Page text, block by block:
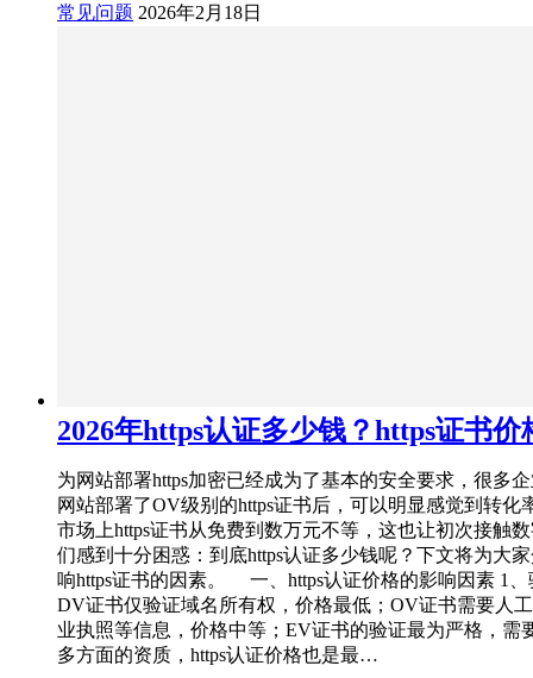
常见问题 2026年2月18日
2026年https认证多少钱？https证书价
为网站部署https加密已经成为了基本的安全要求，很多
网站部署了OV级别的https证书后，可以明显感觉到转化
市场上https证书从免费到数万元不等，这也让初次接触
们感到十分困惑：到底https认证多少钱呢？下文将为大
响https证书的因素。 一、https认证价格的影响因素 1、
DV证书仅验证域名所有权，价格最低；OV证书需要人
业执照等信息，价格中等；EV证书的验证最为严格，需
多方面的资质，https认证价格也是最…